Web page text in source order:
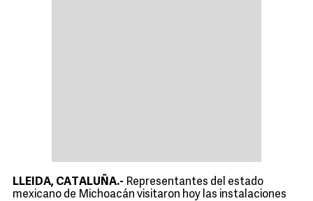
LLEIDA, CATALUÑA.- Representantes del estado
mexicano de Michoacán visitaron hoy las instalaciones